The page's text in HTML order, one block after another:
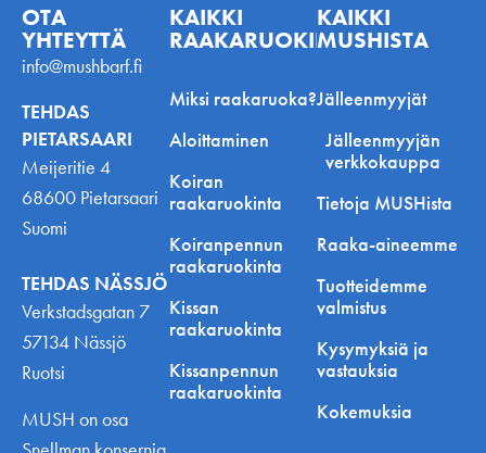
OTA
YHTEYTTÄ
info@mushbarf.fi
TEHDAS
PIETARSAARI
Meijeritie 4
68600 Pietarsaari
Suomi
TEHDAS NÄSSJÖ
Verkstadsgatan 7
57134 Nässjö
Ruotsi
MUSH on osa
KAIKKI
RAAKARUOKINNASTA
Miksi raakaruoka?
Aloittaminen
Koiran
raakaruokinta
Koiranpennun
raakaruokinta
Kissan
raakaruokinta
Kissanpennun
raakaruokinta
KAIKKI
MUSHISTA
Jälleenmyyjät
Jälleenmyyjän
verkkokauppa
Tietoja MUSHista
Raaka-aineemme
Tuotteidemme
valmistus
Kysymyksiä ja
vastauksia
Kokemuksia